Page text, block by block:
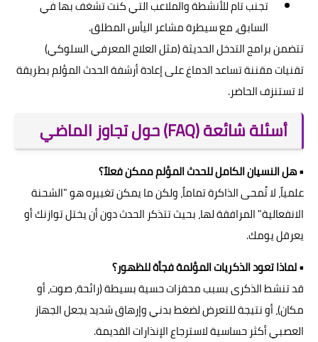
تجنب تام للأنشطة والملاعب التي كنت تشغف بها في
السابق، مع سيطرة مشاعر اليأس المطلق.
تتضمن برامج التدخل الحديثة (مثل العلاج المعرفي السلوكي)
تقنيات مقننة تساعد الدماغ على إعادة أرشفة الحدث المؤلم بطريقة
لا تستنزف الحاضر.
أسئلة شائعة (FAQ) حول تجاوز الماضي
• هل النسيان الكامل للحدث المؤلم ممكن فعلاً؟
علمياً، لا تُمحى الذاكرة تماماً، ولكن ما يمكن تغييره هو "الشحنة
الانفعالية" المرافقة لها، بحيث تتذكر الحدث دون أن يختل توازنك أو
يعرقل يومك.
• لماذا تعود الذكريات المؤلمة فجأة للظهور؟
قد تنشط الذكرى بسبب محفزات حسية بسيطة (رائحة، صوت، أو
مكان)، أو نتيجة للتعرض لضغط بدني وإرهاق شديد يجعل الجهاز
العصبي أكثر حساسية لاسترجاع الإنذارات القديمة.